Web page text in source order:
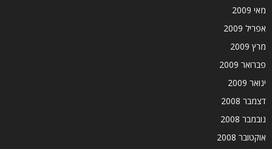
מאי 2009
אפריל 2009
מרץ 2009
פברואר 2009
ינואר 2009
דצמבר 2008
נובמבר 2008
אוקטובר 2008